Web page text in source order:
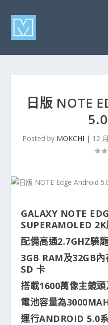
日版 NOTE
Posted by MOKCHI | 12
GALAXY NOTE
SUPERAMOLED
配備高通2.7GHZ驍
3GB RAM及32GB
SD 卡
搭載1600萬像主鏡
電池容量為
運行ANDROID 5.0